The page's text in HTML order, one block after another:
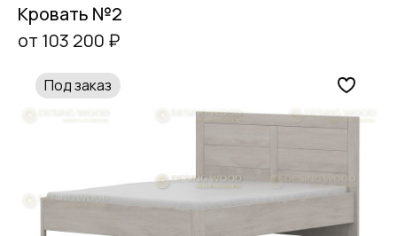
Кровать №2
от 103 200 ₽
Под заказ